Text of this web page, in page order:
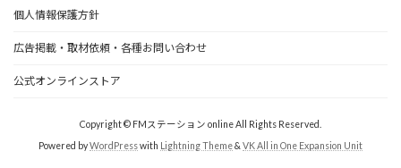
個人情報保護方針
広告掲載・取材依頼・各種お問い合わせ
公式オンラインストア
Copyright © FMステーション online All Rights Reserved.
Powered byWordPresswith Lightning Theme& VK All in One Expansion Unit